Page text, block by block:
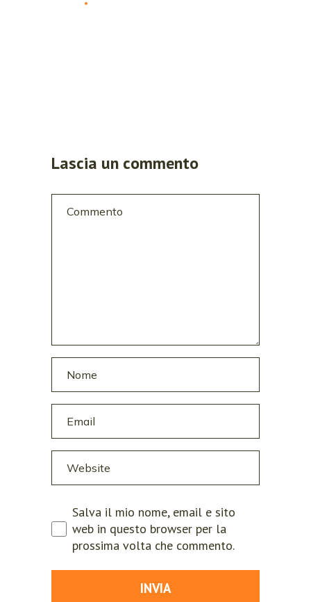
Lascia un commento
Salva il mio nome, email e sito
web in questo browser per la
prossima volta che commento.
INVIA